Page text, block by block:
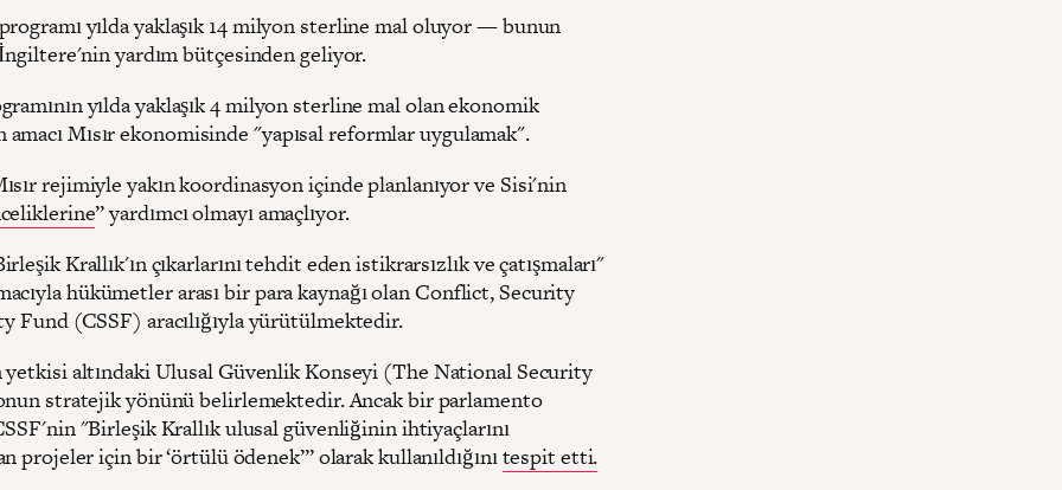
yılda yaklaşık 14 milyon sterline mal oluyor — bunun
yardım bütçesinden geliyor.
yılda yaklaşık 4 milyon sterline mal olan ekonomik
Mısır ekonomisinde "yapısal reformlar uygulamak".
rejimiyle yakın koordinasyon içinde planlanıyor ve Sisi'nin
” yardımcı olmayı amaçlıyor.
Krallık'ın çıkarlarını tehdit eden istikrarsızlık ve çatışmaları"
hükümetler arası bir para kaynağı olan Conflict, Security
Fund (CSSF) aracılığıyla yürütülmektedir.
yetkisi altındaki Ulusal Güvenlik Konseyi (The National Security
stratejik yönünü belirlemektedir. Ancak bir parlamento
"Birleşik Krallık ulusal güvenliğinin ihtiyaçlarını
projeler için bir ‘örtülü ödenek’” olarak kullanıldığınıtespit etti.